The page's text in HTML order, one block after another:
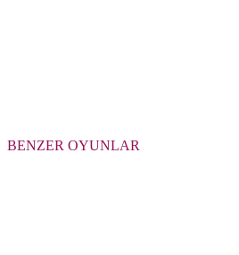
BENZER OYUNLAR